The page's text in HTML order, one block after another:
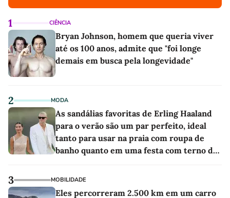
1 CIÊNCIA
Bryan Johnson, homem que queria viver
até os 100 anos, admite que "foi longe
demais em busca pela longevidade"
2 MODA
As sandálias favoritas de Erling Haaland
para o verão são um par perfeito, ideal
tanto para usar na praia com roupa de
banho quanto em uma festa com terno de
3 MOBILIDADE
Eles percorreram 2.500 km em um carro